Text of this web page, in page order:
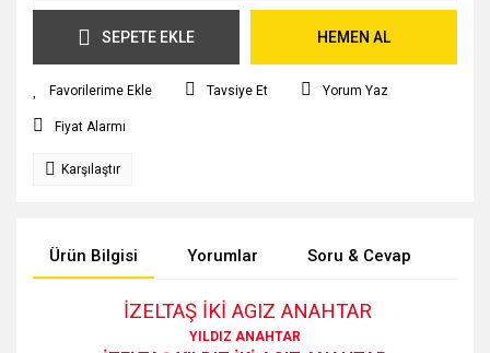
SEPETE EKLE HEMEN AL
Tavsiye Et Yorum Yaz
Fiyat Alarmı
Karşılaştır
Ürün Bilgisi Yorumlar Soru & Cevap
İZELTAŞ İKİ AGIZ ANAHTAR
YILDIZ ANAHTAR